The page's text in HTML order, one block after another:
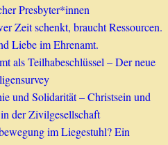
Presbyter*innen
Zeit schenkt, braucht Ressourcen.
Liebe im Ehrenamt.
als Teilhabeschlüssel – Der neue
und Solidarität – Christsein und
der Zivilgesellschaft
im Liegestuhl? Ein